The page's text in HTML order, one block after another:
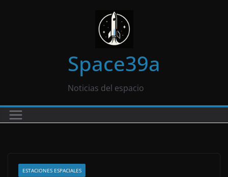
Space39a
Noticias del espacio
ESTACIONES ESPACIALES